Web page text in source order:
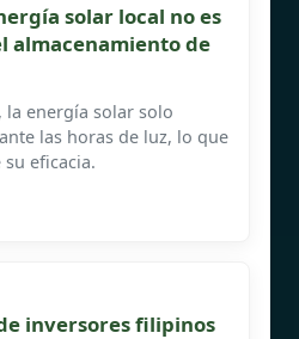
solar local no es
almacenamiento de
la energía solar solo
las horas de luz, lo que
eficacia.
inversores filipinos